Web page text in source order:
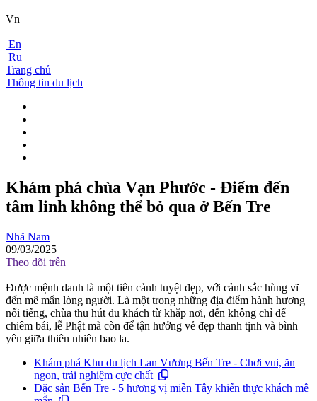
Vn
En
Ru
Trang chủ
Thông tin du lịch
Khám phá chùa Vạn Phước - Điểm đến
tâm linh không thể bỏ qua ở Bến Tre
Nhã Nam
09/03/2025
Theo dõi trên
Được mệnh danh là một tiên cảnh tuyệt đẹp, với cảnh sắc hùng vĩ
đến mê mẩn lòng người. Là một trong những địa điểm hành hương
nổi tiếng, chùa thu hút du khách từ khắp nơi, đến không chỉ để
chiêm bái, lễ Phật mà còn để tận hưởng vẻ đẹp thanh tịnh và bình
yên giữa thiên nhiên bao la.
Khám phá Khu du lịch Lan Vương Bến Tre - Chơi vui, ăn
ngon, trải nghiệm cực chất
Đặc sản Bến Tre - 5 hương vị miền Tây khiến thực khách mê